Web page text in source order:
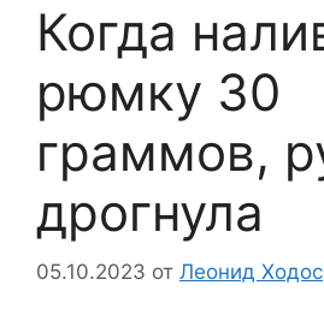
Когда
рюмку 30
граммов,
дрогнула
05.10.2023 от Леонид Ходос